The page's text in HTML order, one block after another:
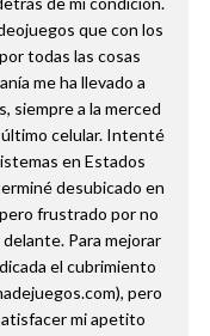
que con los
todas las cosas
me ha llevado a
siempre a la merced
celular. Intenté
en Estados
desubicado en
frustrado por no
Para mejorar
el cubrimiento
pero
mi apetito